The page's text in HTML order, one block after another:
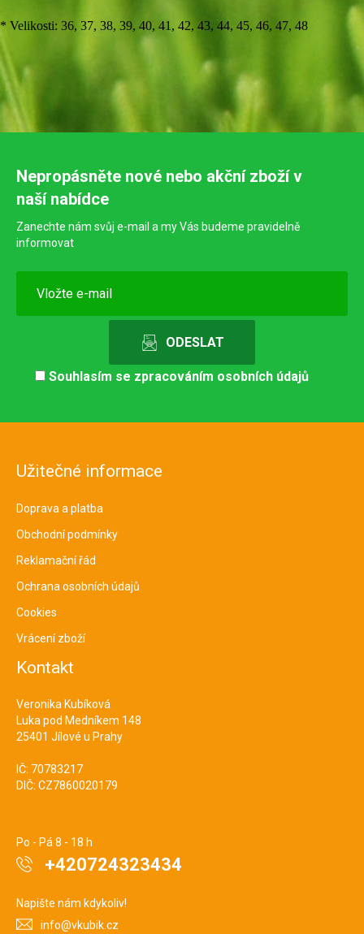
* Velikosti: 36, 37, 38, 39, 40, 41, 42, 43, 44, 45, 46, 47, 48
Nepropásněte nové nebo akční zboží v
naší nabídce
Zanechte nám svůj e-mail a my Vás budeme pravidelně
informovat
Souhlasím se zpracováním osobních údajů
Užitečné informace
Doprava a platba
Obchodní podmínky
Reklamační řád
Ochrana osobních údajů
Cookies
Vrácení zboží
Kontakt
Veronika Kubíková
Luka pod Medníkem 148
25401 Jílové u Prahy
IČ: 70783217
DIČ: CZ7860020179
Po - Pá 8 - 18 h
+420724323434
Napište nám kdykoliv!
info@vkubik.cz